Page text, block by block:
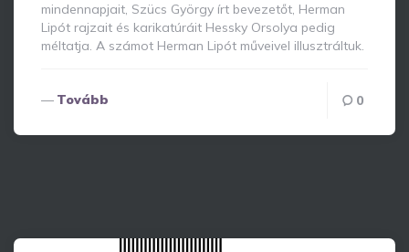
mindennapjait, Szücs György írt bevezetőt, Herman
Lipót rajzait és karikatúráit Hessky Orsolya pedig
méltatja. A számot Herman Lipót műveivel illusztráltuk.
Tovább 0